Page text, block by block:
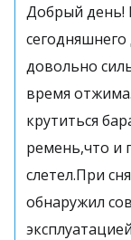
Добрый день!
довольно
время
крутиться
ремень,что и
слетел.При
обнаружил